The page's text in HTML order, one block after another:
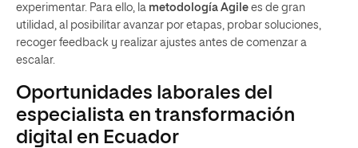
experimentar. Para ello, la metodología Agile es de gran
utilidad, al posibilitar avanzar por etapas, probar soluciones,
recoger feedback y realizar ajustes antes de comenzar a
escalar.
Oportunidades laborales del
especialista en transformación
digital en Ecuador